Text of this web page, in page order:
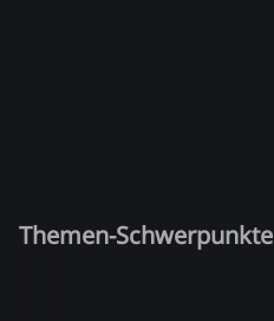
Themen-Schwerpunkte